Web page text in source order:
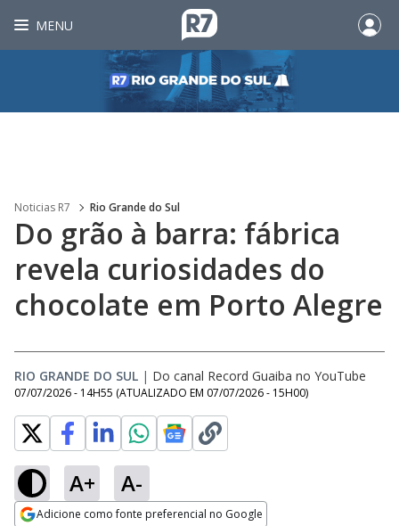
MENU
Noticias R7 Rio Grande do Sul
Do grão à barra: fábrica
revela curiosidades do
chocolate em Porto Alegre
RIO GRANDE DO SUL | Do canal Record Guaiba no YouTube
07/07/2026 - 14H55 (ATUALIZADO EM 07/07/2026 - 15H00)
A+ A-
Adicione como fonte preferencial no Google